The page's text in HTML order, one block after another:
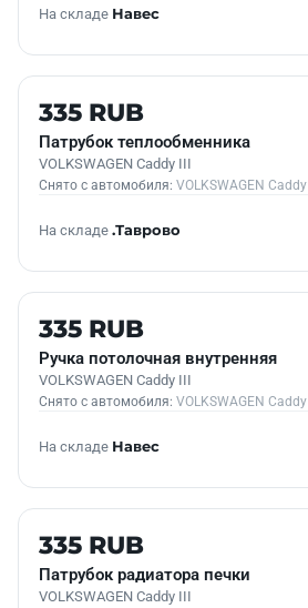
На складе Навес
Б/У В НАЛИЧИИ
335 RUB
Патрубок теплообменника
VOLKSWAGEN Caddy III
Снято с автомобиля: VOLKSWAGEN Caddy
На складе .Таврово
Б/У В НАЛИЧИИ
335 RUB
Ручка потолочная внутренняя
VOLKSWAGEN Caddy III
Снято с автомобиля: VOLKSWAGEN Caddy
На складе Навес
Б/У В НАЛИЧИИ
335 RUB
Патрубок радиатора печки
VOLKSWAGEN Caddy III